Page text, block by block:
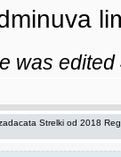
was
Strelki od 2018